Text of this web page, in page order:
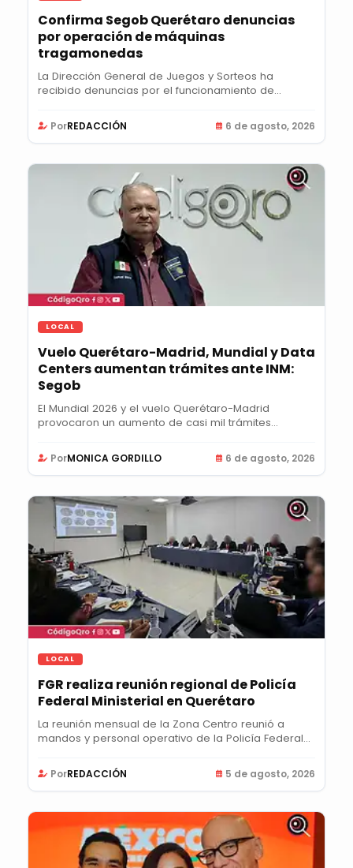
Confirma Segob Querétaro denuncias
por operación de máquinas
tragamonedas
La Dirección General de Juegos y Sorteos ha
recibido denuncias por el funcionamiento de
PorREDACCIÓN 6 de agosto, 2026
LOCAL
Vuelo Querétaro-Madrid, Mundial y Data
Centers aumentan trámites ante INM:
Segob
El Mundial 2026 y el vuelo Querétaro-Madrid
provocaron un aumento de casi mil trámites
PorMONICA GORDILLO 6 de agosto, 2026
LOCAL
FGR realiza reunión regional de Policía
Federal Ministerial en Querétaro
La reunión mensual de la Zona Centro reunió a
mandos y personal operativo de la Policía Federal...
PorREDACCIÓN 5 de agosto, 2026